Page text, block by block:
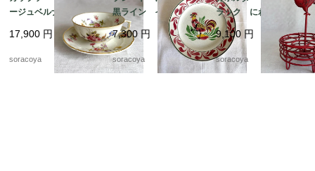
ージュベルナルド フ
ローラル 金彩 ヴィ
ンテージ 12twep3
17,900 円
soracoya
黒ライン イエローポ
イント 飾り皿 雄
鶏 リュネビル 19twm
22
7,300円
soracoya
ラック にわとり 雄
鶏 赤ワイヤー ワイ
ヤーエッグバスケット
12kwem22
9,100 円
soracoya